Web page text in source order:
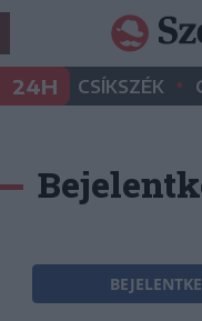
24H CSÍKSZÉK •